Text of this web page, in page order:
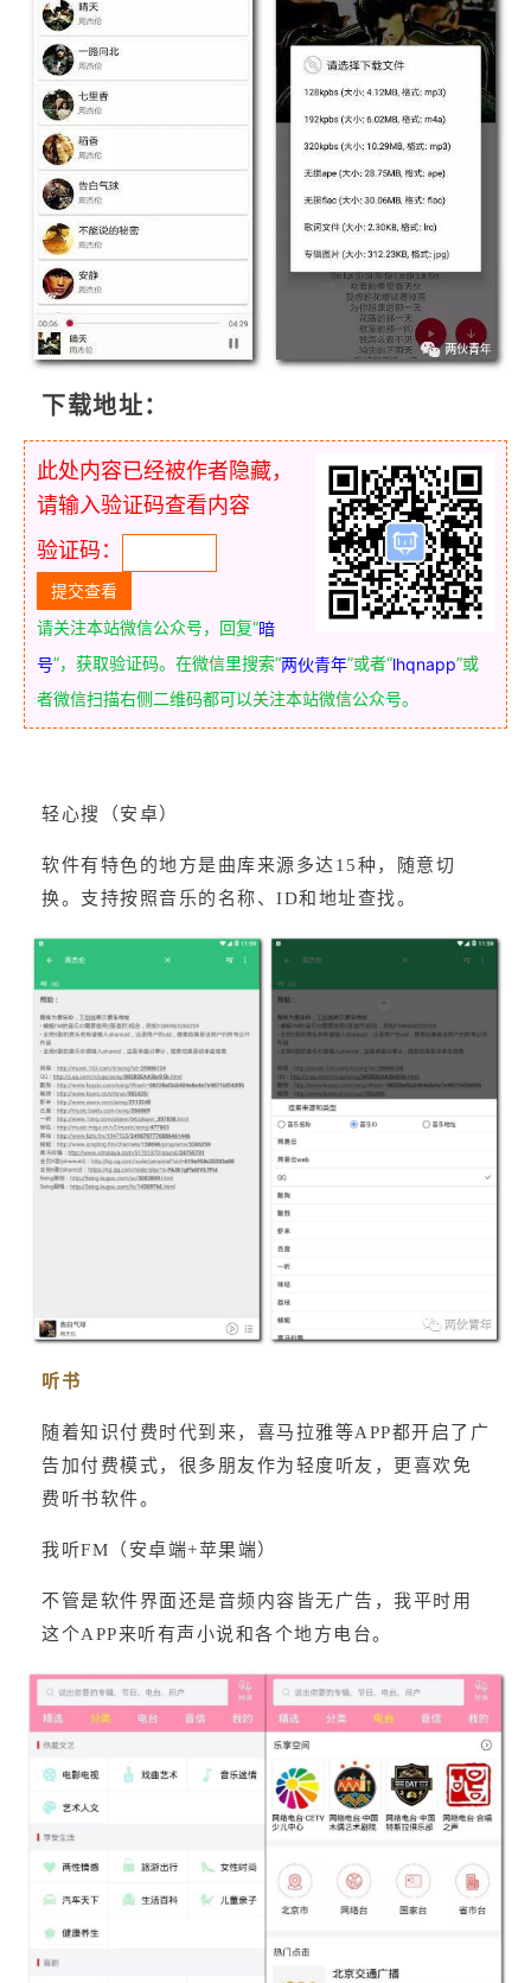
下载地址：
此处内容已经被作者隐藏，
请输入验证码查看内容
验证码：
请关注本站微信公众号，回复“暗
号”，获取验证码。在微信里搜索“两伙青年”或者“lhqnapp”或
者微信扫描右侧二维码都可以关注本站微信公众号。
轻心搜（安卓）
软件有特色的地方是曲库来源多达15种，随意切
换。支持按照音乐的名称、ID和地址查找。
听书
随着知识付费时代到来，喜马拉雅等APP都开启了广
告加付费模式，很多朋友作为轻度听友，更喜欢免
费听书软件。
我听FM（安卓端+苹果端）
不管是软件界面还是音频内容皆无广告，我平时用
这个APP来听有声小说和各个地方电台。